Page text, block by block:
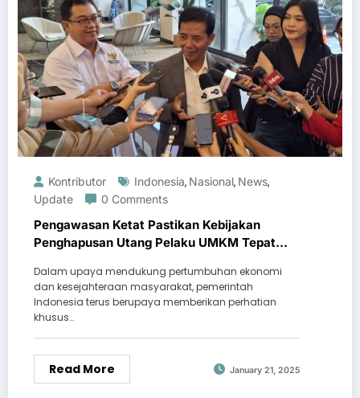
Kontributor Indonesia, Nasional, News,
Update
0 Comments
Pengawasan Ketat Pastikan Kebijakan
Penghapusan Utang Pelaku UMKM Tepat
Dalam upaya mendukung pertumbuhan ekonomi
dan kesejahteraan masyarakat, pemerintah
Indonesia terus berupaya memberikan perhatian
khusus…
Read More January 21, 2025